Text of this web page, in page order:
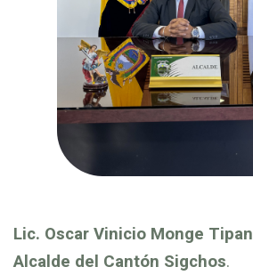
Lic. Oscar Vinicio Monge Tipan
Alcalde del Cantón Sigchos.